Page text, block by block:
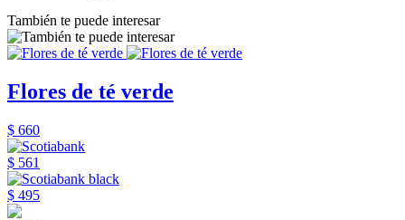
También te puede interesar
Flores de té verde
$ 660
$ 561
$ 495